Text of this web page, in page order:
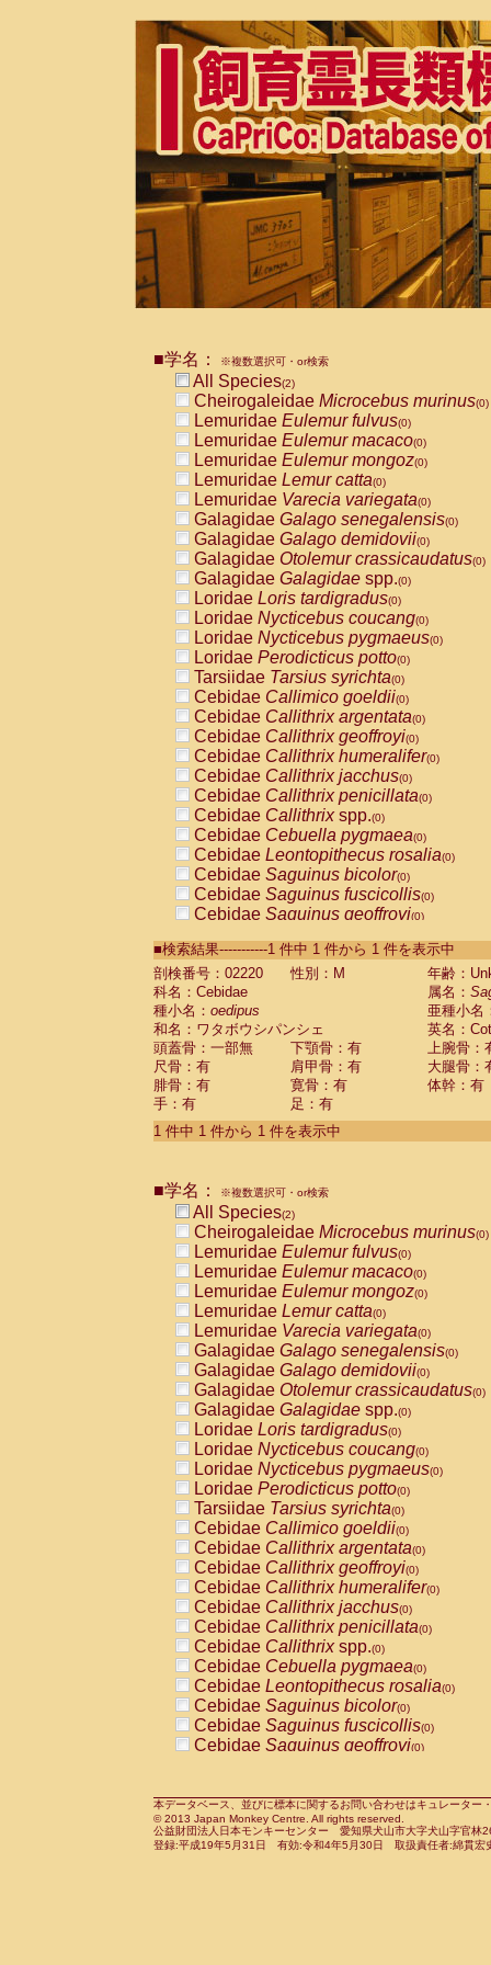
■学名： ※複数選択可・or検索
All Species(2)
Cheirogaleidae Microcebus murinus(0)
Lemuridae Eulemur fulvus(0)
Lemuridae Eulemur macaco(0)
Lemuridae Eulemur mongoz(0)
Lemuridae Lemur catta(0)
Lemuridae Varecia variegata(0)
Galagidae Galago senegalensis(0)
Galagidae Galago demidovii(0)
Galagidae Otolemur crassicaudatus(0)
Galagidae Galagidae spp.(0)
Loridae Loris tardigradus(0)
Loridae Nycticebus coucang(0)
Loridae Nycticebus pygmaeus(0)
Loridae Perodicticus potto(0)
Tarsiidae Tarsius syrichta(0)
Cebidae Callimico goeldii(0)
Cebidae Callithrix argentata(0)
Cebidae Callithrix geoffroyi(0)
Cebidae Callithrix humeralifer(0)
Cebidae Callithrix jacchus(0)
Cebidae Callithrix penicillata(0)
Cebidae Callithrixspp.(0)
Cebidae Cebuella pygmaea(0)
Cebidae Leontopithecus rosalia(0)
Cebidae Saguinus bicolor(0)
Cebidae Saguinus fuscicollis(0)
Cebidae Saguinus geoffroyi(0)
CebidaeSaguinus labiatus(0)
Cebidae Saguinus leucopus (0)
Cebidae
Cebidae
CebidaeSaguinus nigricollis (1)
Cebidae Saguinus oedipus
Cebidae Saguinus weddelli
Cebidae Saguinusspp.
Cebidae Aotus trivirgatus
Cebidae Cebus albifrons
CebidaeCebus nigrivittatus
CebidaeCebus
CebidaeSaimiri boliviensis(0)
CebidaeSaimiri sciureus(0)
AtelidaeAlouatta caraya(0)
AtelidaeAlouatta fusca(0)
AtelidaeAlouatta seniculus
AtelidaeAlouattaspp.(0)
AtelidaeAteles belzebuth(0)
AtelidaeAteles geoffroyi(0)
AtelidaeAteles paniscus(0)
AtelidaeAtelesspp.(0)
Atelidae Lagothrix lagothricha
AtelidaeLagothrix lagothricha cana
PitheciidaeCacajao calvus
PitheciidaeCallicebus cupreus
PitheciidaeCallicebus donacophilus
PitheciidaeCallicebus moloch
PitheciidaeCallicebus torquatus
PitheciidaeCallicebusspp.(0)
PitheciidaeChiropotes satanas(0)
PitheciidaePithecia monachus
PitheciidaePithecia pithecia(0)
CercopithecidaeCercocebus agilis
CercopithecidaeCercocebus
CercopithecidaeCercocebus
CercopithecidaeCercocebus
CercopithecidaeCercocebus
CercopithecidaeCercocebushybrid
CercopithecidaePapio anubis(0)
CercopithecidaePapio cynocephalus
CercopithecidaePapio hamadryas(0)
■検索結果-----------1 件中 1 件から 1 件を表示中
剖検番号：02220
性別：M
年齢：
科名：Cebidae
属名：
種小名： oedipus
亜種小名
和名：ワタボウシパンシェ
英名：
頭蓋骨：一部無
下顎骨：有
上腕骨：
尺骨：有
肩甲骨：有
大腿骨：
腓骨：有
寛骨：有
体幹：有
手：有
足：有
1 件中 1 件から 1 件を表示中
■学名： ※複数選択可・or検索
All Species(2)
Cheirogaleidae Microcebus murinus(0)
Lemuridae Eulemur fulvus(0)
Lemuridae Eulemur macaco(0)
Lemuridae Eulemur mongoz(0)
Lemuridae Lemur catta(0)
Lemuridae Varecia variegata(0)
Galagidae Galago senegalensis(0)
Galagidae Galago demidovii(0)
Galagidae Otolemur crassicaudatus(0)
Galagidae Galagidae spp.(0)
Loridae Loris tardigradus(0)
Loridae Nycticebus coucang(0)
Loridae Nycticebus pygmaeus(0)
Loridae Perodicticus potto(0)
Tarsiidae Tarsius syrichta(0)
Cebidae Callimico goeldii(0)
Cebidae Callithrix argentata(0)
Cebidae Callithrix geoffroyi(0)
Cebidae Callithrix humeralifer(0)
Cebidae Callithrix jacchus(0)
Cebidae Callithrix penicillata(0)
Cebidae Callithrixspp.(0)
Cebidae Cebuella pygmaea(0)
Cebidae Leontopithecus rosalia(0)
Cebidae Saguinus bicolor(0)
Cebidae Saguinus fuscicollis(0)
Cebidae Saguinus geoffroyi(0)
CebidaeSaguinus leucopus(0)
CebidaeSaguinus midas(0)
Cebidae Saguinus mystax(0)
本データベース、並びに標本に関するお問い合わせはキュレータ
© 2013 Japan Monkey Centre. All rights reserved.
公益財団法人日本モンキーセンター 愛知県犬山市大字犬山字官
登録:平成19年5月31日 有効:令和4年5月30日 取扱責任者:綿貫宏